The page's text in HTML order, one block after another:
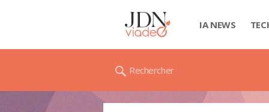
IA NEWS
Rechercher